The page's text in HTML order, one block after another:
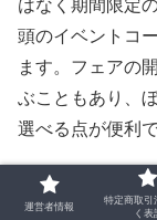
はなく期間限定
頭のイベントコ
ます。フェアの
ぶこともあり、
選べる点が便利で
コンビニやドン
運営者情報
特定商取引
く表